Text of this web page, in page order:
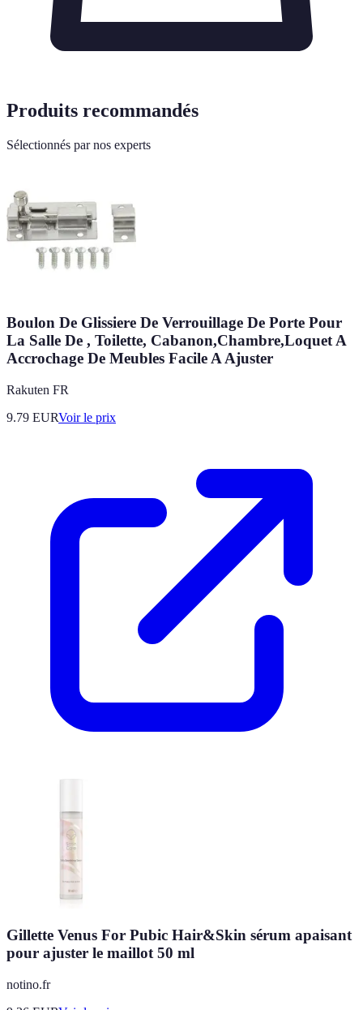
Produits recommandés
Sélectionnés par nos experts
Boulon De Glissiere De Verrouillage De Porte Pour
La Salle De , Toilette, Cabanon,Chambre,Loquet A
Accrochage De Meubles Facile A Ajuster
Rakuten FR
9.79 EURVoir le prix
Gillette Venus For Pubic Hair&Skin sérum apaisant
pour ajuster le maillot 50 ml
notino.fr